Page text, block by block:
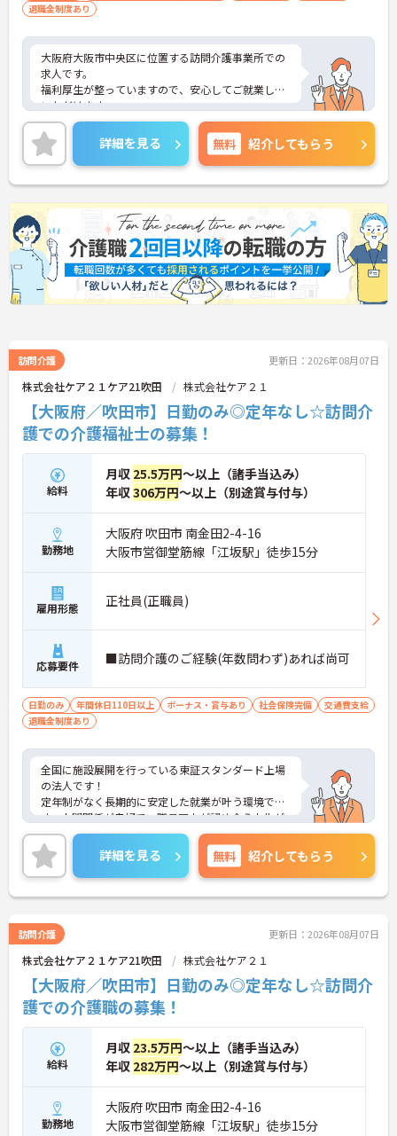
退職金制度あり
大阪府大阪市中央区に位置する訪問介護事業所での
求人です。
福利厚生が整っていますので、安心してご就業して
いただけます。
残業はほぼないので、プライベートとの予定が立て
やすいです。
経験の浅い方、ブランクのある方も安心してお仕事
を始めていただける環境です♪
ご興味のある方には、面接対策ポイントなど、さら
に詳細をお話しいたしますので、お気軽にご相談く
ださい。
詳細を見る 無料 紹介してもらう
訪問介護 更新日：2026年08月07日
株式会社ケア２１ケア21吹田 株式会社ケア２１
【大阪府／吹田市】日勤のみ◎定年なし☆訪問介
護での介護福祉士の募集！
給料
月収 25.5万円～以上（諸手当込み）
年収306万円～以上（別途賞与付与）
勤務地
大阪府 吹田市 南金田2-4-16
大阪市営御堂筋線「江坂駅」徒歩15分
雇用形態 正社員(正職員)
応募要件 ■訪問介護のご経験(年数問わず)あれば尚可
日勤のみ 年間休日110日以上 ボーナス・賞与あり 社会保険完備
交通費支給
退職金制度あり
全国に施設展開を行っている東証スタンダード上場
の法人です！
定年制がなく長期的に安定した就業が叶う環境で
す。人間関係が良好で、職員同士が認め合う文化が
根付いています。
ご興味のある方には、面接対策ポイントなど、さら
に詳細をご案内しますのでお気軽にご相談くださ
い！
詳細を見る 無料 紹介してもらう
訪問介護 更新日：2026年08月07日
株式会社ケア２１ケア21吹田 株式会社ケア２１
【大阪府／吹田市】日勤のみ◎定年なし☆訪問介
護での介護職の募集！
給料
月収 23.5万円～以上（諸手当込み）
年収 282万円～以上（別途賞与付与）
勤務地
大阪府 吹田市 南金田2-4-16
大阪市営御堂筋線「江坂駅」徒歩15分